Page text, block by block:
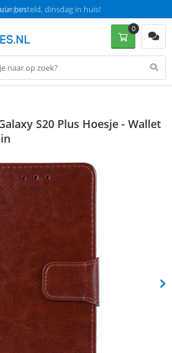
besteld, dinsdag in huis!
0
S20 Plus Hoesje - Wallet